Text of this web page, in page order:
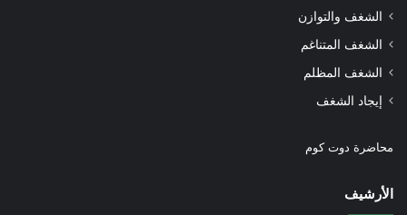
الشغف والتوازن
الشغف المتناغم
الشغف المظلم
إيجاد الشغف
محاضرة دوت كوم
الأرشيف